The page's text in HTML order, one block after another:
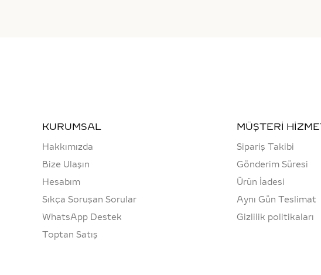
KURUMSAL
Hakkımızda
Bize Ulaşın
Hesabım
Sıkça Soruşan Sorular
WhatsApp Destek
Toptan Satış
MÜŞTERİ
Sipariş Takibi
Gönderim Süresi
Ürün İadesi
Aynı Gün Teslimat
Gizlilik politikaları